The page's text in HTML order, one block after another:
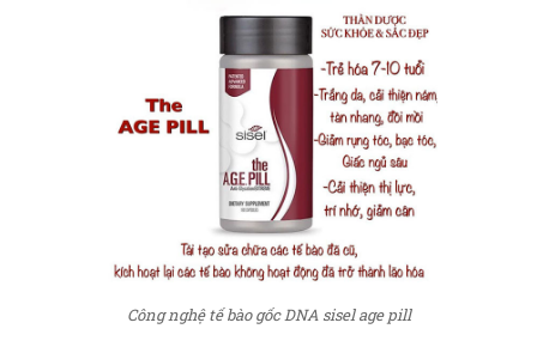
Công nghệ tế bào gốc DNA sisel age pill